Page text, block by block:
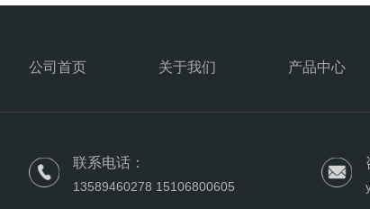
公司首页 关于我们 产品中心
联系电话：
13589460278 15106800605